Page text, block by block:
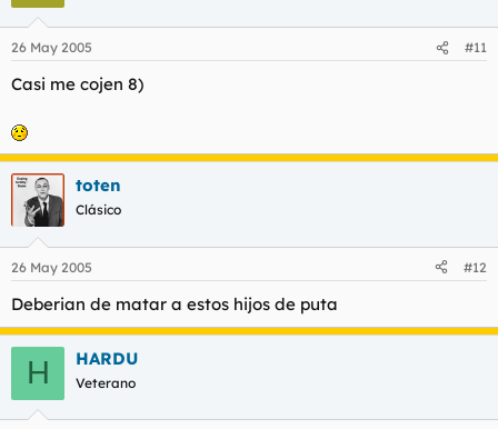
26 May 2005 #11
Casi me cojen 8)
toten
Clásico
26 May 2005 #12
Deberian de matar a estos hijos de puta
H HARDU
Veterano